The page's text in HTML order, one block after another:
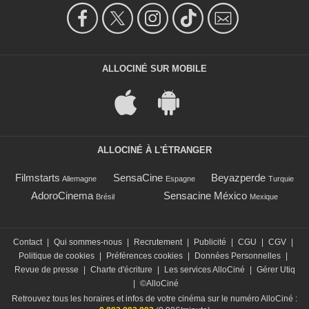
ALLOCINÉ SUR MOBILE
ALLOCINÉ À L'ÉTRANGER
Filmstarts Allemagne SensaCine Espagne Beyazperde Turquie
AdoroCinema Brésil Sensacine México Mexique
Contact Qui sommes-nous Recrutement Publicité CGU CGV
Politique de cookies
Préférences cookies Données Personnelles
Revue de presse
Charte d'écriture Les services AlloCiné
Gérer Utiq
©AlloCiné
Retrouvez tous les horaires et infos de votre cinéma sur le numéro AlloCiné :